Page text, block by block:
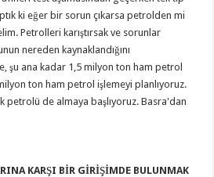
ki eğer bir sorun çıkarsa petrolden mi
Petrolleri karıştırsak ve sorunlar
nereden kaynaklandığını
şu ana kadar 1,5 milyon ton ham petrol
ton ham petrol işlemeyi planlıyoruz.
petrolü de almaya başlıyoruz. Basra'dan
KARŞI BİR GİRİŞİMDE BULUNMAK